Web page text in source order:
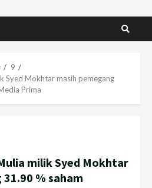
9
Syed Mokhtar masih pemegang
Prima
milik Syed Mokhtar
% saham